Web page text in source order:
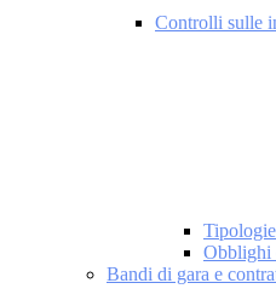
Controlli sulle
Obblighi
Bandi di gara e